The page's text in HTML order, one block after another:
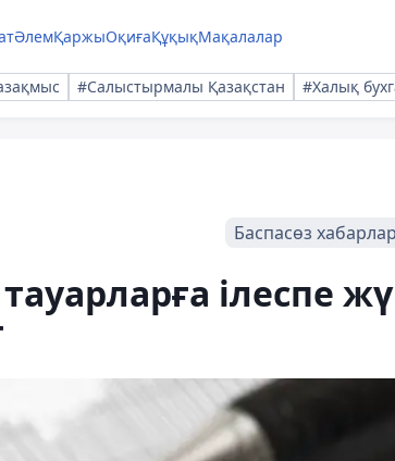
ӘлемҚаржыОқиғаҚұқықМақалалар
#Салыстырмалы Қазақстан #Халық
Баспасөз
ілеспе